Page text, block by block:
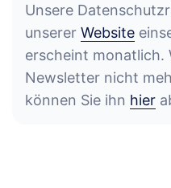
Unsere
unserer Website
erscheint monatlich.
Newsletter nicht
können Sie ihn hier